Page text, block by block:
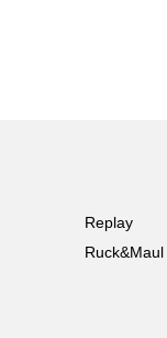
Replay
Ruck&Maul